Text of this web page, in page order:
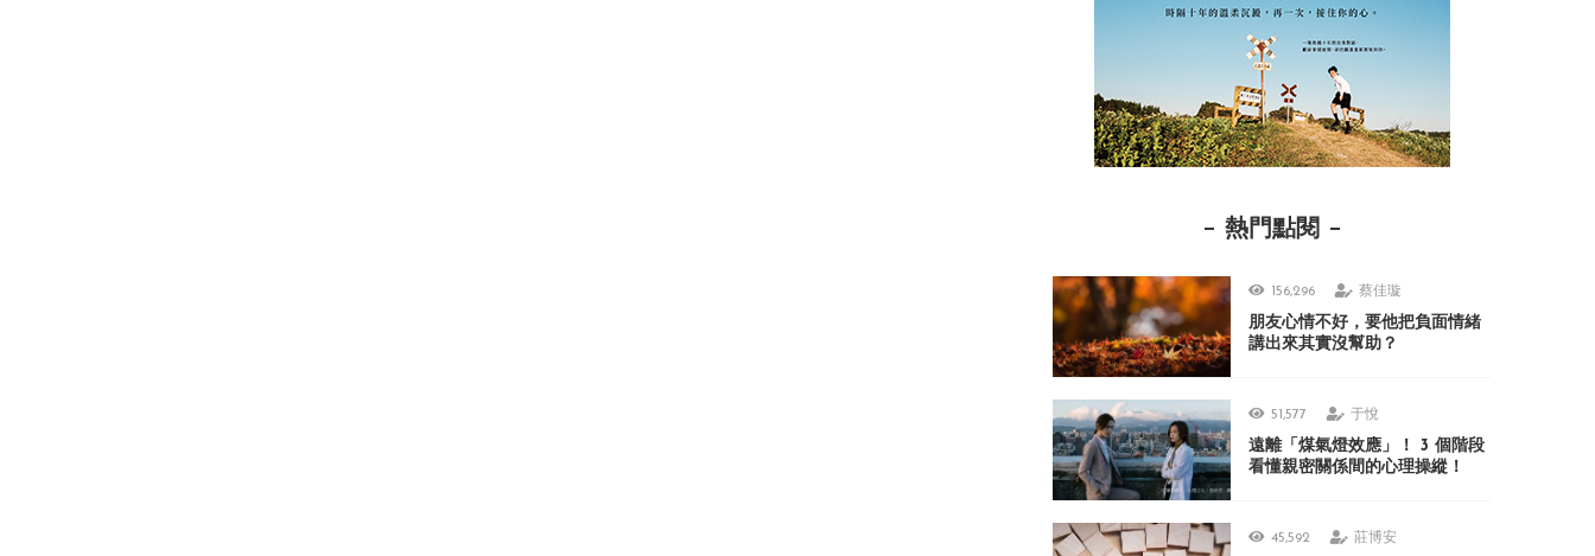
熱門點閱
156,296 蔡佳璇
朋友心情不好，要他把負面情緒
講出來其實沒幫助？
51,577 于悅
遠離「煤氣燈效應」！ 3 個階段
看懂親密關係間的心理操縱！
45,592 莊博安